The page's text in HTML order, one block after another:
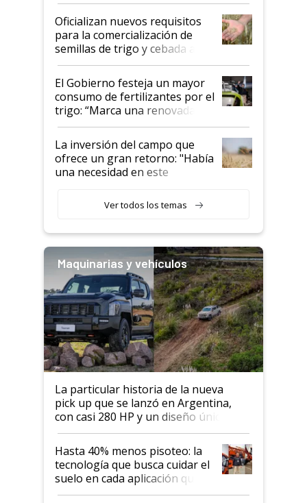
Oficializan nuevos requisitos
para la comercialización de
semillas de trigo y cebada a
granel
El Gobierno festeja un mayor
consumo de fertilizantes por el
trigo: “Marca una renovada
confianza de los productores”
La inversión del campo que
ofrece un gran retorno: "Había
una necesidad en este
Ver todos los temas
Maquinarias y vehículos
La particular historia de la nueva
pick up que se lanzó en Argentina,
con casi 280 HP y un diseño único: a
cuánto se vende
Hasta 40% menos pisoteo: la
tecnología que busca cuidar el
suelo en cada aplicación que
llevó Jacto al Congreso